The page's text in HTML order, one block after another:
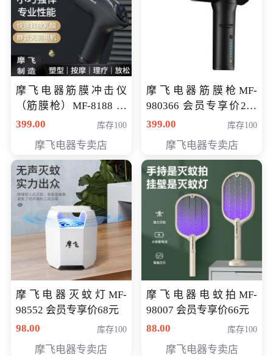
摩飞电器筋膜冲击仪
（筋膜枪）MF-8188 会
员专享价268元
399.00 库存100
摩飞电器专卖店
摩飞电器筋膜枪MF-
980366 会员专享价299
元
399.00 库存100
摩飞电器专卖店
摩飞电器灭蚊灯MF-
98552 会员专享价68元
98.00
库存100
摩飞电器专卖店
摩飞电器电蚊拍MF-
98007 会员专享价66元
88.00
库存100
摩飞电器专卖店